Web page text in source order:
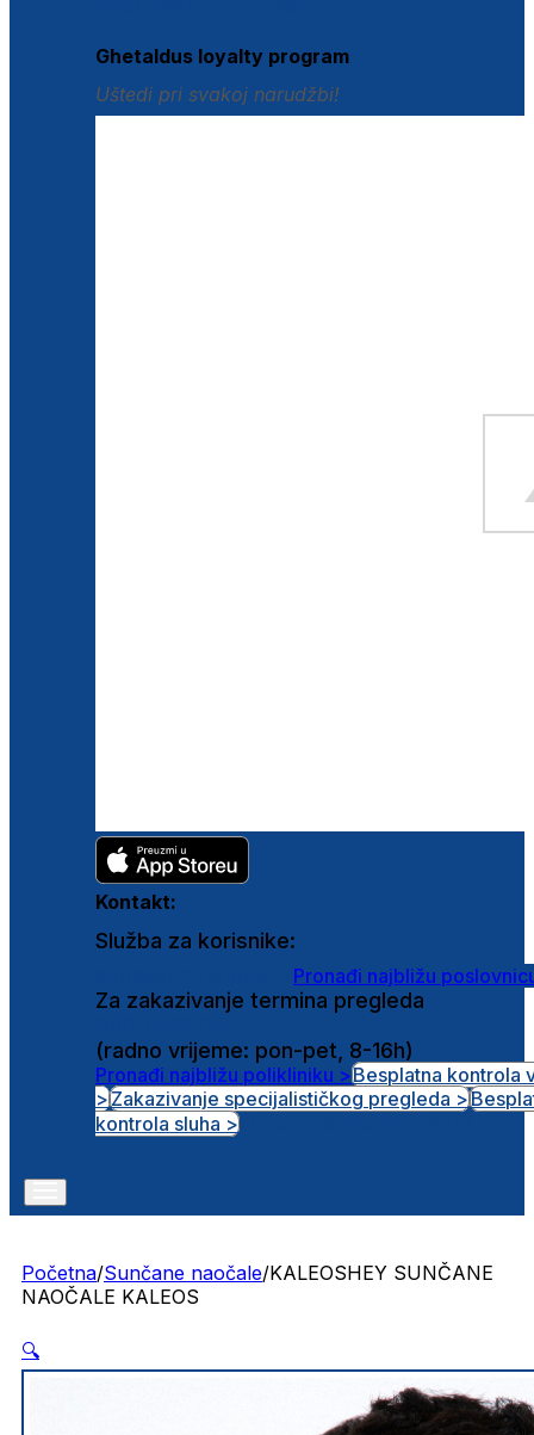
Ghetaldus loyalty program
Uštedi pri svakoj narudžbi!
Kontakt:
Služba za korisnike:
Pronađi najbližu
Za zakazivanje termina pregleda
(radno vrijeme: pon-pet, 8-16h)
Pronađi najbližu polikliniku >Besplatna kontrola
>Zakazivanje specijalističkog pregleda >
kontrola sluha >
Početna/Sunčane naočale/KALEOSHEY SUNČANE
NAOČALE KALEOS
🔍